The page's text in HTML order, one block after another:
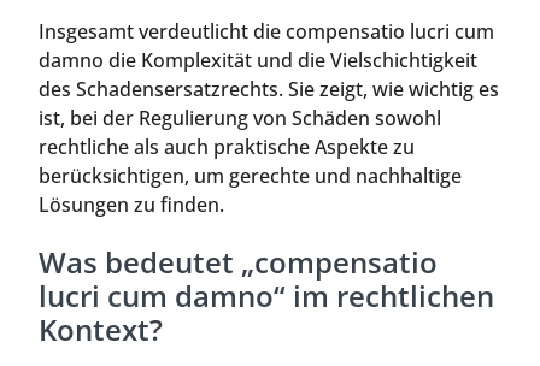
Insgesamt verdeutlicht die compensatio lucri cum
damno die Komplexität und die Vielschichtigkeit
des Schadensersatzrechts. Sie zeigt, wie wichtig es
ist, bei der Regulierung von Schäden sowohl
rechtliche als auch praktische Aspekte zu
berücksichtigen, um gerechte und nachhaltige
Lösungen zu finden.
Was bedeutet „compensatio
lucri cum damno“ im rechtlichen
Kontext?